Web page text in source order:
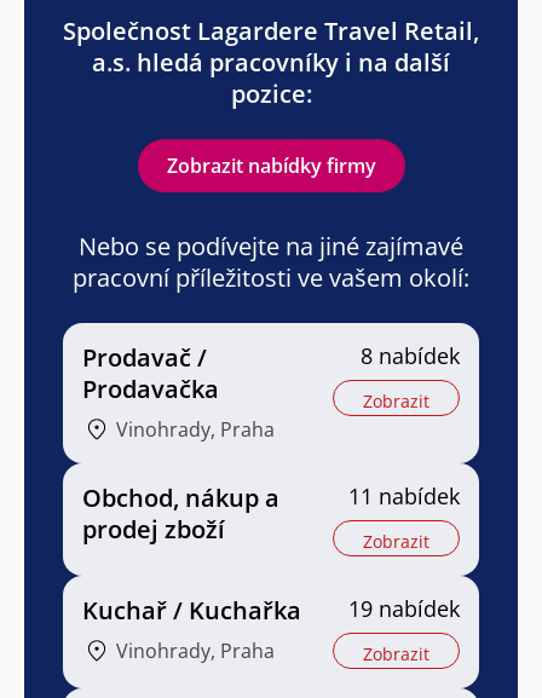
Společnost Lagardere Travel Retail,
a.s. hledá pracovníky i na další
pozice:
Zobrazit nabídky firmy
Nebo se podívejte na jiné zajímavé
pracovní příležitosti ve vašem okolí:
Prodavač /
Prodavačka
Vinohrady, Praha
8 nabídek
Zobrazit
Obchod, nákup a
prodej zboží
11 nabídek
Zobrazit
Kuchař / Kuchařka
Vinohrady, Praha
19 nabídek
Zobrazit